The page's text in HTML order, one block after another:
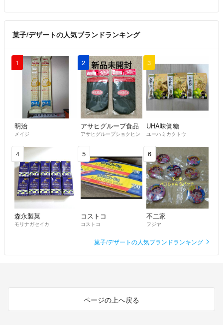
菓子/デザートの人気ブランドランキング
1
明治
メイジ
2
アサヒグループ食品
アサヒグループショクヒン
3
UHA味覚糖
ユーハミカクトウ
4
森永製菓
モリナガセイカ
5
コストコ
コストコ
6
不二家
フジヤ
菓子/デザートの人気ブランドランキング
ページの上へ戻る